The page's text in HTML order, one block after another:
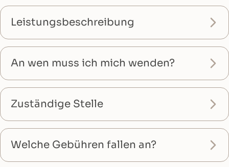
Leistungsbeschreibung
An wen muss ich mich wenden?
Zuständige Stelle
Welche Gebühren fallen an?